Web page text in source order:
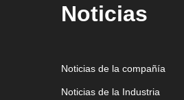
Noticias
Noticias de la compañía
Noticias de la Industria